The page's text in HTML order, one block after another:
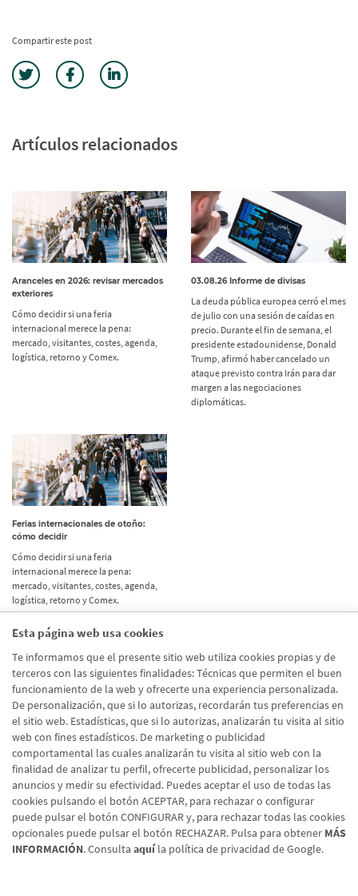
Esta página web usa cookies
Te informamos que el presente sitio web utiliza cookies propias y de
terceros con las siguientes finalidades: Técnicas que permiten el buen
funcionamiento de la web y ofrecerte una experiencia personalizada.
De personalización, que si lo autorizas, recordarán tus preferencias en
el sitio web. Estadísticas, que si lo autorizas, analizarán tu visita al sitio
web con fines estadísticos. De marketing o publicidad
comportamental las cuales analizarán tu visita al sitio web con la
finalidad de analizar tu perfil, ofrecerte publicidad, personalizar los
anuncios y medir su efectividad. Puedes aceptar el uso de todas las
cookies pulsando el botón ACEPTAR, para rechazar o configurar
puede pulsar el botón CONFIGURAR y, para rechazar todas las cookies
opcionales puede pulsar el botón RECHAZAR. Pulsa para obtener MÁS
INFORMACIÓN. Consulta aquíla política de privacidad de Google.
Compartir este post
Artículos relacionados
Aranceles en 2026: revisar mercados
exteriores
Cómo decidir si una feria
internacional merece la pena:
mercado, visitantes, costes, agenda,
logística, retorno y Comex.
03.08.26 Informe de divisas
La deuda pública europea cerró el mes
de julio con una sesión de caídas en
precio. Durante el fin de semana, el
presidente estadounidense, Donald
Trump, afirmó haber cancelado un
ataque previsto contra Irán para dar
margen a las negociaciones
diplomáticas.
Ferias internacionales de otoño:
cómo decidir
Cómo decidir si una feria
internacional merece la pena:
mercado, visitantes, costes, agenda,
logística, retorno y Comex.
Etiquetas
Actualidad(514)
Internacional(490)
Empresa(138)
Recomendaciones
Internacional - Cloned(8)
Actualidad - Cloned (8)